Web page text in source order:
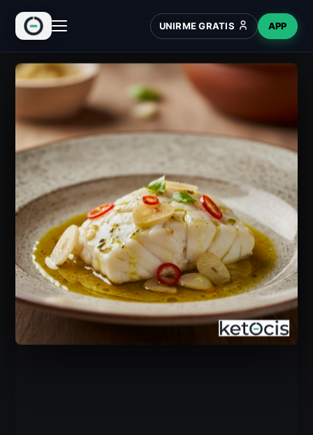
INICIO
RECETAS
HUB
WIKI
UNIRME GRATIS APP